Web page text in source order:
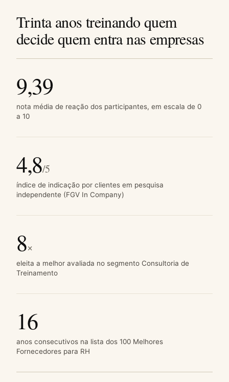
Trinta anos treinando quem
decide quem entra nas empresas
9,39
nota média de reação dos participantes, em escala de 0
a 10
4,8/5
índice de indicação por clientes em pesquisa
independente (FGV In Company)
8×
eleita a melhor avaliada no segmento Consultoria de
Treinamento
16
anos consecutivos na lista dos 100 Melhores
Fornecedores para RH